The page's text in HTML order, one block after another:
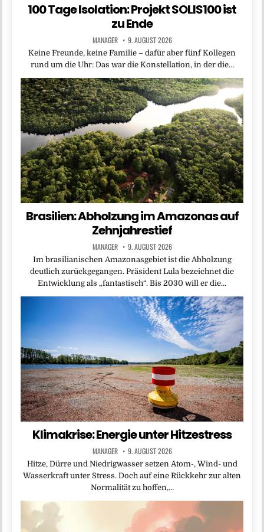
100 Tage Isolation: Projekt SOLIS100 ist
zu Ende
MANAGER 9. AUGUST 2026
Keine Freunde, keine Familie – dafür aber fünf Kollegen
rund um die Uhr: Das war die Konstellation, in der die…
Brasilien: Abholzung im Amazonas auf
Zehnjahrestief
MANAGER 9. AUGUST 2026
Im brasilianischen Amazonasgebiet ist die Abholzung
deutlich zurückgegangen. Präsident Lula bezeichnet die
Entwicklung als „fantastisch“. Bis 2030 will er die…
Klimakrise: Energie unter Hitzestress
MANAGER 9. AUGUST 2026
Hitze, Dürre und Niedrigwasser setzen Atom-, Wind- und
Wasserkraft unter Stress. Doch auf eine Rückkehr zur alten
Normalität zu hoffen,…